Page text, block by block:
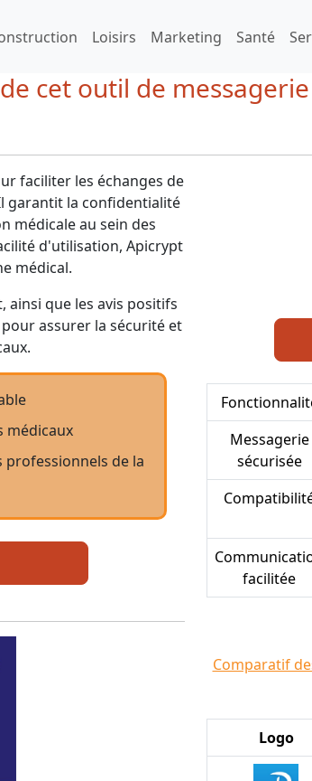
Loisirs Marketing Santé
cet outil de
faciliter les échanges de
garantit la confidentialité
médicale au sein des
d'utilisation, Apicrypt
médical.
ainsi que les avis positifs
assurer la sécurité et
médicaux
professionnels de la
Messagerie
sécurisée
facilitée
Comparatif
Logo